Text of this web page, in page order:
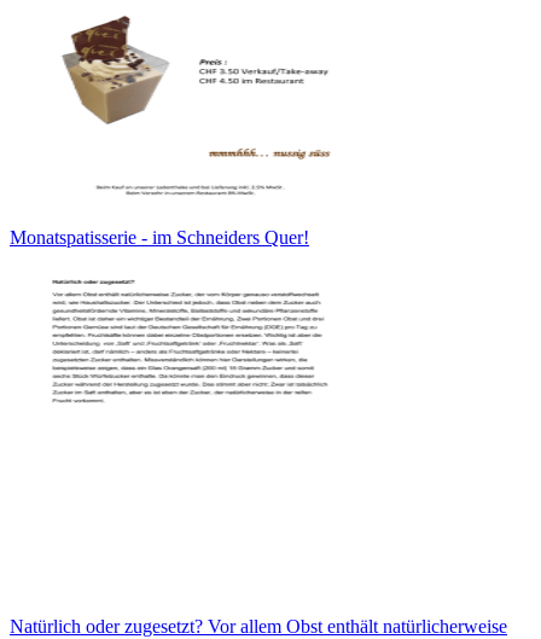
Monatspatisserie - im Schneiders Quer!
Natürlich oder zugesetzt? Vor allem Obst enthält natürlicherweise